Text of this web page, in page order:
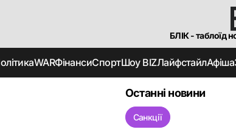
БЛІК - таблоїд
WARФінансиСпортШоу BIZЛайфстайлАфіша
Останні новини
Санкції